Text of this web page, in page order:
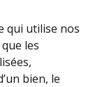
qui utilise nos
les
bien, le